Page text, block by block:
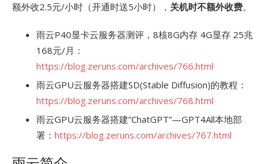
额外收2.5元/小时（开通时送5小时）， 关机时不额外收费。
雨云P40显卡云服务器测评，8核8G内存 4G显存 25兆
168元/月：
https://blog.zeruns.com/archives/766.html
雨云GPU云服务器搭建SD(Stable Diffusion)的教程：
https://blog.zeruns.com/archives/768.html
雨云GPU云服务器搭建”ChatGPT”—GPT4All本地部
署： https://blog.zeruns.com/archives/767.html